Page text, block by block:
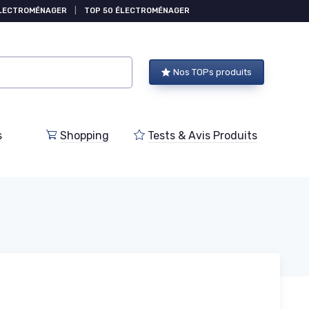
TOP 50 ÉLECTROMÉNAGER
Nos TOPs produits
Shopping Tests & Avis Produits